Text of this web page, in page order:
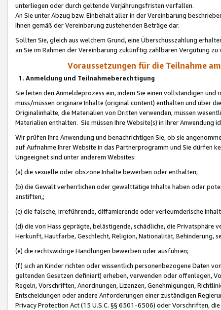
unterliegen oder durch geltende Verjährungsfristen verfallen.
An Sie unter Abzug bzw. Einbehalt aller in der Vereinbarung
Ihnen gemäß der Vereinbarung zustehenden Beträge dar.
Sollten Sie, gleich aus welchem Grund, eine Überschusszahlung
an Sie im Rahmen der Vereinbarung zukünftig zahlbaren Vergütung zu
Voraussetzungen für die Teilnahme
1. Anmeldung und Teilnahmeberechtigung
Sie leiten den Anmeldeprozess ein, indem Sie einen vollständigen
muss/müssen originäre Inhalte (original content) enthalten und über
Originalinhalte, die Materialien von Dritten verwenden, müssen
Materialien enthalten. Sie müssen Ihre Website(s) in Ihrer Anwendung
Wir prüfen Ihre Anwendung und benachrichtigen Sie, ob sie
auf Aufnahme Ihrer Website in das Partnerprogramm und Sie dürfen
Ungeeignet sind unter anderem Websites:
(a) die sexuelle oder obszöne Inhalte bewerben oder enthalten;
(b) die Gewalt verherrlichen oder gewalttätige Inhalte haben oder
anstiften,;
(c) die falsche, irreführende, diffamierende oder verleumderische
(d) die von Hass geprägte, belästigende, schädliche, die Privatsphäre
Herkunft, Hautfarbe, Geschlecht, Religion, Nationalität, Behinderung,
(e) die rechtswidrige Handlungen bewerben oder ausführen;
(f) sich an Kinder richten oder wissentlich personenbezogene Daten
geltenden Gesetzen definiert) erheben, verwenden oder offenlegen,
Regeln, Vorschriften, Anordnungen, Lizenzen, Genehmigungen,
Entscheidungen oder andere Anforderungen einer zuständigen
Privacy Protection Act (15 U.S.C. §§ 6501-6506) oder Vorschriften,